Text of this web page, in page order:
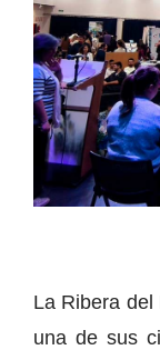
La Ribera del
una de sus